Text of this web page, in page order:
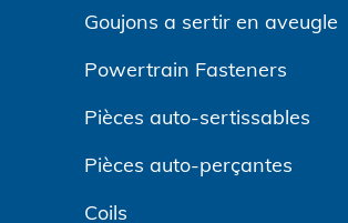
Goujons a sertir en aveugle
Powertrain Fasteners
Pièces auto-sertissables
Pièces auto-perçantes
Coils